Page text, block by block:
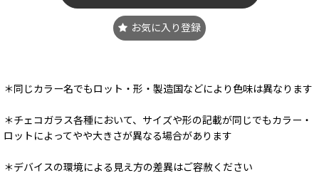
お気に入り登録
＊同じカラー名でもロット・形・製造国などにより色味は異なります
＊チェコガラス各種において、サイズや形の記載が同じでもカラー・
ロットによってやや大きさが異なる場合があります
＊デバイスの環境による見え方の差異はご容赦ください